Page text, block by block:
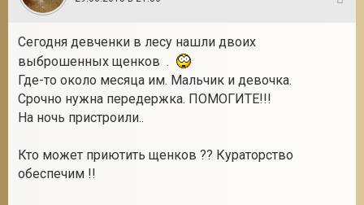
Сегодня девченки в лесу нашли двоих
выброшенных щенков .
Где-то около месяца им. Мальчик и девочка.
Срочно нужна передержка. ПОМОГИТЕ!!!
На ночь пристроили..
Кто может приютить щенков ?? Кураторство
обеспечим !!